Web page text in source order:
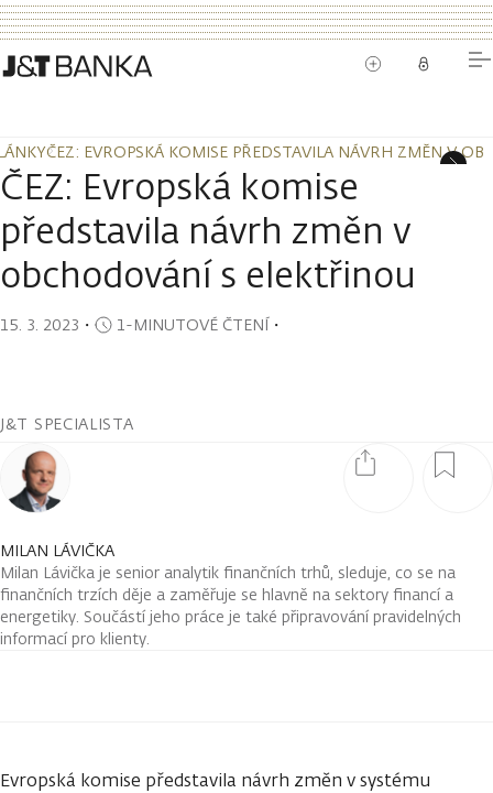
ČEZ: EVROPSKÁ KOMISE PŘEDSTAVILA NÁVRH ZMĚN V
ČEZ: EVROPSKÁ KOMISE PŘEDSTAVILA NÁVRH ZMĚN V
ČEZ: Evropská komise
představila návrh změn v
obchodování s elektřinou
15. 3. 2023 ・ 1-MINUTOVÉ ČTENÍ・
J&T SPECIALISTA
MILAN LÁVIČKA
Milan Lávička je senior analytik finančních trhů, sleduje, co se na
finančních trzích děje a zaměřuje se hlavně na sektory financí a
energetiky. Součástí jeho práce je také připravování pravidelných
informací pro klienty.
Evropská komise představila návrh změn v systému